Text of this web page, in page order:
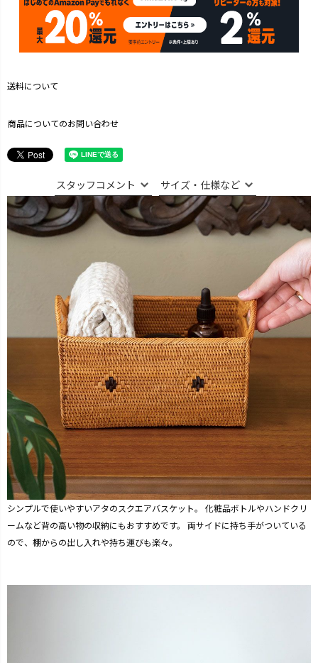
送料について
商品についてのお問い合わせ
スタッフコメント サイズ・仕様など
シンプルで使いやすいアタのスクエアバスケット。 化粧品ボトルやハンドクリ
ームなど背の高い物の収納にもおすすめです。 両サイドに持ち手がついている
ので、棚からの出し入れや持ち運びも楽々。